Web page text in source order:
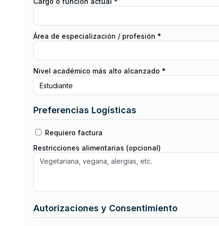
Área de especialización / profesión *
Nivel académico más alto alcanzado *
Preferencias Logísticas
Requiero factura
Restricciones alimentarias (opcional)
Autorizaciones y Consentimiento